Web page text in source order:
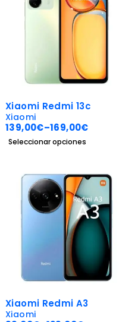
-30%
Xiaomi Redmi 13c
Xiaomi
139,00€–169,00€
Seleccionar opciones
-38%
Xiaomi Redmi A3
Xiaomi